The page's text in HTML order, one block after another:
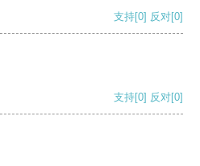
支持[0] 反对[0]
支持[0] 反对[0]